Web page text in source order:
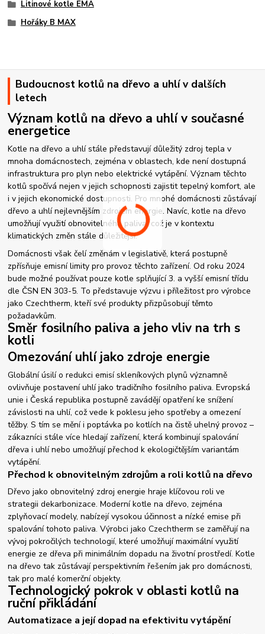
Litinové kotle EMA
Hořáky B MAX
Budoucnost kotlů na dřevo a uhlí v dalších
letech
Význam kotlů na dřevo a uhlí v současné
energetice
Kotle na dřevo a uhlí stále představují důležitý zdroj tepla v
mnoha domácnostech, zejména v oblastech, kde není dostupná
infrastruktura pro plyn nebo elektrické vytápění. Význam těchto
kotlů spočívá nejen v jejich schopnosti zajistit tepelný komfort, ale
i v jejich ekonomické dostupnosti. Pro mnohé domácnosti zůstávají
dřevo a uhlí nejlevnějším zdrojem energie. Navíc, kotle na dřevo
umožňují využití obnovitelného paliva, což je v kontextu
klimatických změn stále důležitější.
Domácnosti však čelí změnám v legislativě, která postupně
zpřísňuje emisní limity pro provoz těchto zařízení. Od roku 2024
bude možné používat pouze kotle splňující 3. a vyšší emisní třídu
dle ČSN EN 303-5. To představuje výzvu i příležitost pro výrobce
jako Czechtherm, kteří své produkty přizpůsobují těmto
požadavkům.
Směr fosilního paliva a jeho vliv na trh s
kotli
Omezování uhlí jako zdroje energie
Globální úsilí o redukci emisí skleníkových plynů významně
ovlivňuje postavení uhlí jako tradičního fosilního paliva. Evropská
unie i Česká republika postupně zavádějí opatření ke snížení
závislosti na uhlí, což vede k poklesu jeho spotřeby a omezení
těžby. S tím se mění i poptávka po kotlích na čistě uhelný provoz –
zákazníci stále více hledají zařízení, která kombinují spalování
dřeva i uhlí nebo umožňují přechod k ekologičtějším variantám
vytápění.
Přechod k obnovitelným zdrojům a roli kotlů na dřevo
Dřevo jako obnovitelný zdroj energie hraje klíčovou roli ve
strategii dekarbonizace. Moderní kotle na dřevo, zejména
zplyňovací modely, nabízejí vysokou účinnost a nízké emise při
spalování tohoto paliva. Výrobci jako Czechtherm se zaměřují na
vývoj pokročilých technologií, které umožňují maximální využití
energie ze dřeva při minimálním dopadu na životní prostředí. Kotle
na dřevo tak zůstávají perspektivním řešením jak pro domácnosti,
tak pro malé komerční objekty.
Technologický pokrok v oblasti kotlů na
ruční přikládání
Automatizace a její dopad na efektivitu vytápění